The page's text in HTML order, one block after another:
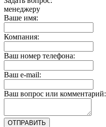
менеджеру
Ваше имя:
Компания:
Ваш номер телефона:
Ваш e-mail:
Ваш вопрос или комментарий: